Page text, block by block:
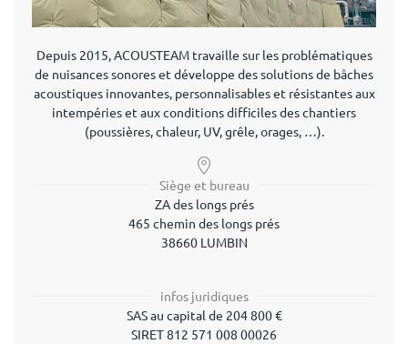
Depuis 2015, ACOUSTEAM travaille sur les problématiques
de nuisances sonores et développe des solutions de bâches
acoustiques innovantes, personnalisables et résistantes aux
intempéries et aux conditions difficiles des chantiers
(poussières, chaleur, UV, grêle, orages, …).
Siège et bureau
ZA des longs prés
465 chemin des longs prés
38660 LUMBIN
infos juridiques
SAS au capital de 204 800 €
SIRET 812 571 008 00026